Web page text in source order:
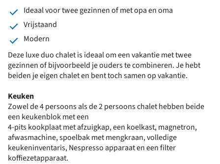
Ideaal voor twee gezinnen of met opa en oma
Vrijstaand
Modern
Deze luxe duo chalet is ideaal om een vakantie met twee
gezinnen of bijvoorbeeld je ouders te combineren. Je hebt
beiden je eigen chalet en bent toch samen op vakantie.
Keuken
Zowel de 4 persoons als de 2 persoons chalet hebben beide
een keukenblok met een
4-pits kookplaat met afzuigkap, een koelkast, magnetron,
afwasmachine, spoelbak met mengkraan, volledige
keukeninventaris, Nespresso apparaat en een filter
koffiezetapparaat.